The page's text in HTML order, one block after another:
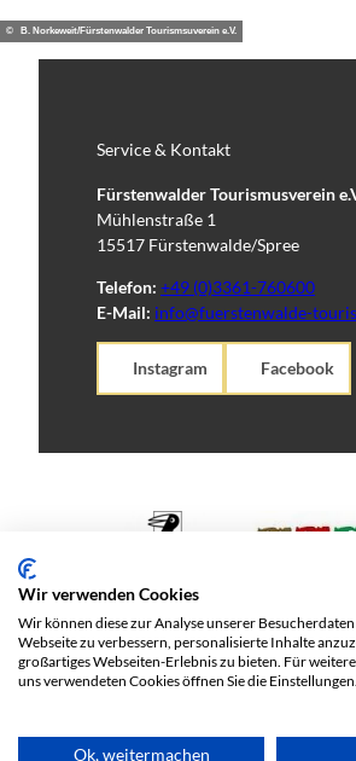
© B. Norkeweit/Fürstenwalder Tourismsuverein e.V.
Service & Kontakt
Fürstenwalder Tourismusverein
Mühlenstraße 1
15517 Fürstenwalde/Spree
Telefon: +49 (0)3361-760600
E-Mail: info@fuerstenwalde-
Instagram Facebook
Wir verwenden Cookies
Wir können diese zur Analyse unserer
Webseite zu verbessern, personalisierte Inhalte
großartiges Webseiten-Erlebnis zu bieten. Für
uns verwendeten Cookies öffnen Sie die Einstellungen.
Ok, weitermachen